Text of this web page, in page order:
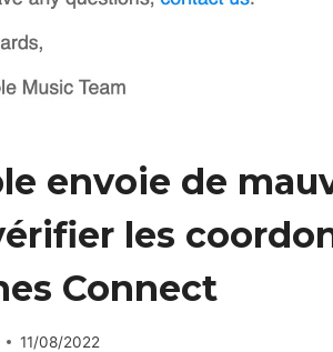
envoie de
les
Connect
11/08/2022